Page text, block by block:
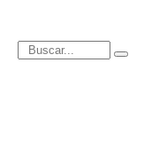
Introduce términos de